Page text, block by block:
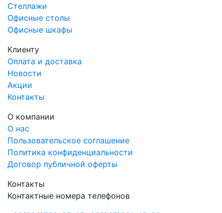
Стеллажи
Офисные столы
Офисные шкафы
Клиенту
Оплата и доставка
Новости
Акции
Контакты
О компании
О нас
Пользовательское соглашение
Политика конфиденциальности
Договор публичной оферты
Контакты
Контактные номера телефонов